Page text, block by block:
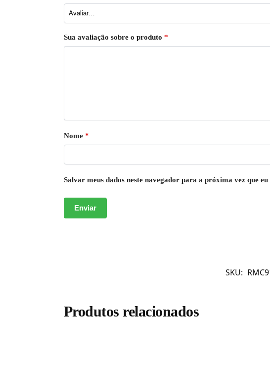
Sua avaliação sobre o produto *
Nome *
Salvar meus dados neste navegador para a próxima vez que
SKU:
Produtos relacionados